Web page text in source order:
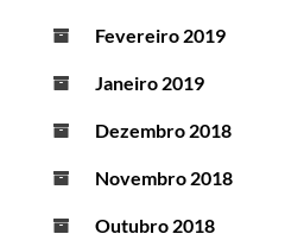
Fevereiro 2019
Janeiro 2019
Dezembro 2018
Novembro 2018
Outubro 2018